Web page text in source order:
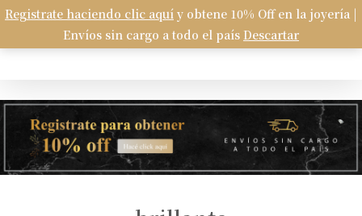
Registrate haciendo clic aquí y obtene 10% Off en la joyería |
Envíos sin cargo a todo el país Descartar
Skip
main
search
Carrito Cart